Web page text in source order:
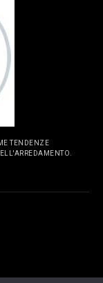
TENDENZE